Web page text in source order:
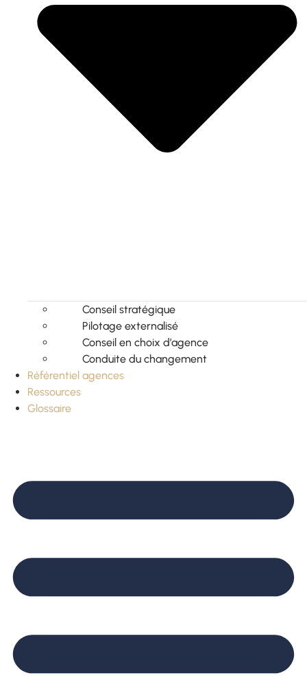
Conseil stratégique
Pilotage externalisé
Conseil en choix d’agence
Conduite du changement
Référentiel agences
Ressources
Glossaire